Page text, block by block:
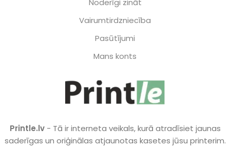
Noderīgi zināt
Vairumtirdzniecība
Pasūtījumi
Mans konts
Printle.lv - Tā ir interneta veikals, kurā atradīsiet jaunas
saderīgas un oriģinālas atjaunotas kasetes jūsu printerim.